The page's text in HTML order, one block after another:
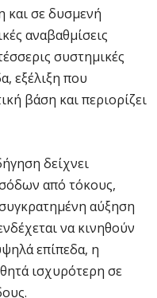
και σε δυσμενή
αναβαθμίσεις
συστημικές
εξέλιξη που
βάση και περιορίζει
δείχνει
από τόκους,
αύξηση
να κινηθούν
επίπεδα, η
ισχυρότερη σε